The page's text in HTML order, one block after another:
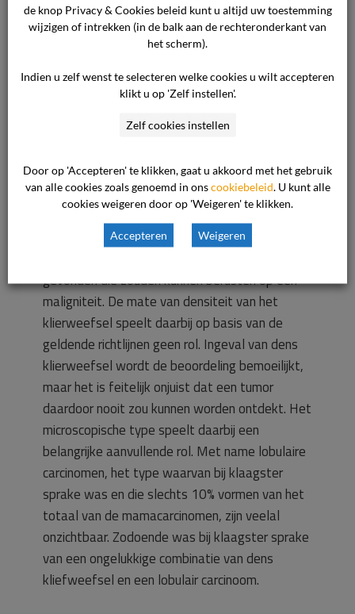
van het bevolkingsonderzoek verschijnt sprake
is van dens klierweefsel en worden vrouwen
vanwege het feit dat sprake is van dens
de richtlijn mammacarcinoom, die is opgesteld
Borstkankeroverleg (NABON), waaruit blijkt dat
screening met MRI bij vrouwen met hoge
densiteit van het mammaweefsel niet wordt
geadviseerd. Doorverwijzing vindt uitsluitend
gevonden die zouden kunnen berusten op een
maligniteit. De mate van densiteit van het
klierweefsel speelt daarbij op basis van de
geldende richtlijnen geen rol. Ingeval van dens
klierweefsel wordt de beoordeling bemoeilijkt,
maar het is feitelijk onjuist dat een tumor
daardoor nooit zou kunnen worden ontdekt. Het
microscopische type speelt daarbij een
belangrijke aanvullende rol. Met name lobulaire
carcinomen, het type waarvan bij klaagster
sprake was en die slechts 10% vormen van het
totaal van de mamacarcinomen, zijn veelal
onzichtbaar. Zodoende was bij klaagster sprake
van een ongelukkige combinatie van dens
kliefweefsel en een lobulair carcinoom.
de knop Privacy & Cookies beleid kunt u altijd uw toestemming
wijzigen of intrekken (in de balk aan de rechteronderkant van
het scherm).
Indien u zelf wenst te selecteren welke cookies u wilt accepteren
klikt u op 'Zelf instellen'.
Zelf cookies instellen
Door op 'Accepteren' te klikken, gaat u akkoord met het gebruik
van alle cookies zoals genoemd in onscookiebeleid. U kunt alle
cookies weigeren door op 'Weigeren' te klikken.
Accepteren Weigeren